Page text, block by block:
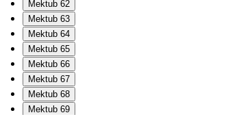
Mektub 62
Mektub 63
Mektub 64
Mektub 65
Mektub 66
Mektub 67
Mektub 68
Mektub 69